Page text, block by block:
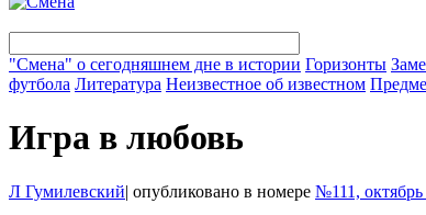
"Смена" о сегодняшнем дне в истории Горизонты
футбола Литература Неизвестное об известном
Игра в любовь
Л Гумилевский| опубликовано в номере №111, октябрь